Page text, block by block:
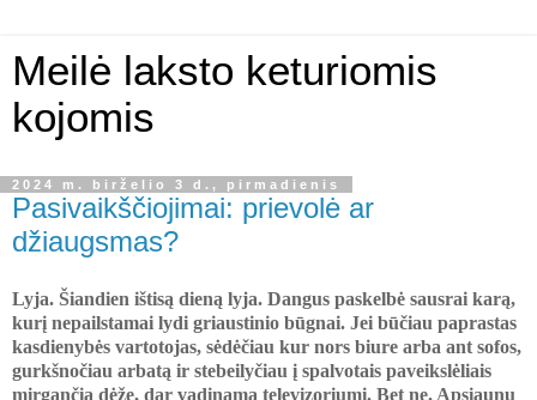
Meilė laksto keturiomis
kojomis
2024 m. birželio 3 d., pirmadienis
Pasivaikščiojimai: prievolė ar
džiaugsmas?
Lyja. Šiandien ištisą dieną lyja. Dangus paskelbė sausrai karą,
kurį nepailstamai lydi griaustinio būgnai. Jei būčiau paprastas
kasdienybės vartotojas, sėdėčiau kur nors biure arba ant sofos,
gurkšnočiau arbatą ir stebeilyčiau į spalvotais paveikslėliais
mirgančią dėžę, dar vadinamą televizoriumi. Bet ne. Apsiaunu